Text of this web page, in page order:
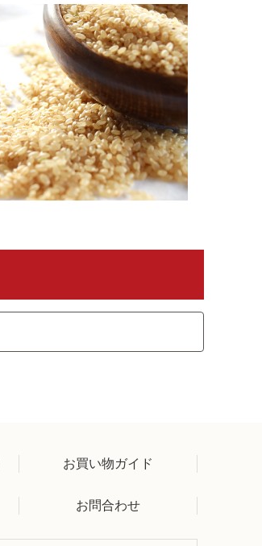
お買い物ガイド
お問合わせ